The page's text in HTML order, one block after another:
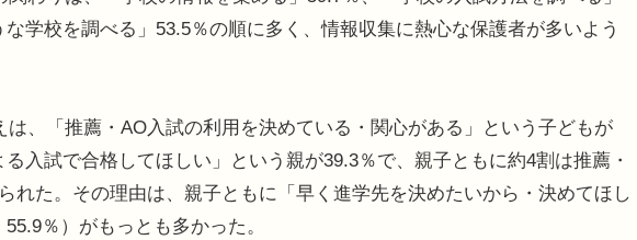
学校を調べる」53.5％の順に多く、情報収集に熱心な保護者が多いよう
、「推薦・AO入試の利用を決めている・関心がある」という子どもが
入試で合格してほしい」という親が39.3％で、親子ともに約4割は推薦・
れた。その理由は、親子ともに「早く進学先を決めたいから・決めてほし
％）がもっとも多かった。